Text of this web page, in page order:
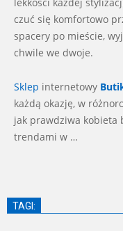
czuć się komfortowo
spacery po mieście,
chwile we dwoje.
Sklep internetowy
każdą okazję, w
jak prawdziwa kobieta
trendami w …
TAGI: